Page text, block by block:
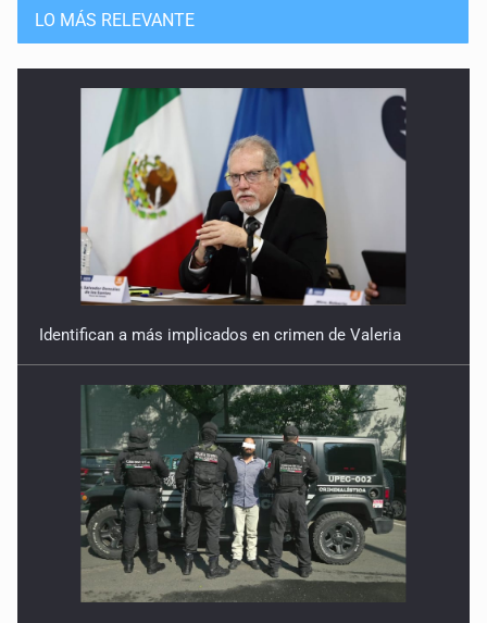
LO MÁS RELEVANTE
Identifican a más implicados en crimen de Valeria